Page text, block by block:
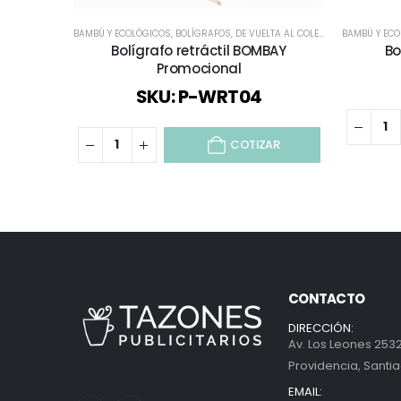
BAMBÚ Y ECOLÓGICOS, BOLÍGRAFOS, DE VUELTA AL COLEGIO ECOLÓGICOS
Bolígrafo retráctil BOMBAY
Promocional
SKU: P-WRT04
COTIZAR
BAMBÚ Y
CONTACTO
DIRECCIÓN:
Av. Los Leones
Providencia,
EMAIL: